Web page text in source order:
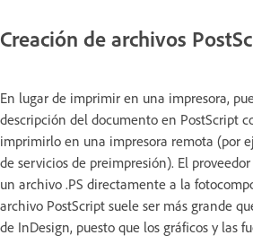
Creación de archivos
En lugar de imprimir en una impresora,
descripción del documento en PostScript
imprimirlo en una impresora remota (por
de servicios de preimpresión). El
un archivo .PS directamente a la
archivo PostScript suele ser más grande
de InDesign, puesto que los gráficos y las